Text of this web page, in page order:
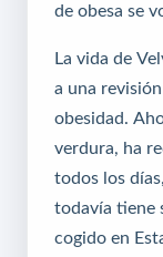
de obesa se
La vida de
a una
obesidad.
verdura, ha
todos los
todavía tiene
cogido en